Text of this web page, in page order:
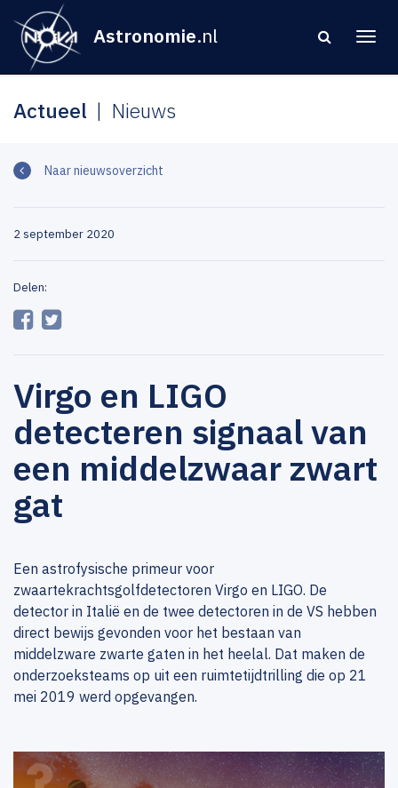
Astronomie.nl
Actueel Nieuws
Naar nieuwsoverzicht
2 september 2020
Delen:
Virgo en LIGO
detecteren signaal van
een middelzwaar zwart
gat
Een astrofysische primeur voor
zwaartekrachtsgolfdetectoren Virgo en LIGO. De
detector in Italië en de twee detectoren in de VS hebben
direct bewijs gevonden voor het bestaan van
middelzware zwarte gaten in het heelal. Dat maken de
onderzoeksteams op uit een ruimtetijdtrilling die op 21
mei 2019 werd opgevangen.